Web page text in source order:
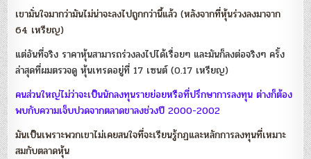
เขามั่นใจมากว่ามันไม่น่าจะลงไปถูกกว่านี้แล้ว (หลังจากที่หุ้นร่วงลงมาจาก
64 เหรียญ)
แต่อันที่จริง ราคาหุ้นสามารถร่วงลงไปได้เรื่อยๆ และมันก็ลงต่อจริงๆ ครั้ง
ล่าสุดที่ผมตรวจดู หุ้นเทรดอยู่ที่ 17 เซนต์ (0.17 เหรียญ)
คนส่วนใหญ่ไม่ว่าจะเป็นนักลงทุนรายย่อยหรือที่ปรึกษาการลงทุน ต่างก็ต้อง
พบกับความเจ็บปวดจากตลาดขาลงช่วงปี 2000-2002
มันเป็นเพราะพวกเขาไม่เคยสนใจที่จะเรียนรู้กฏและหลักการลงทุนที่เหมาะ
สมกับตลาดหุ้น